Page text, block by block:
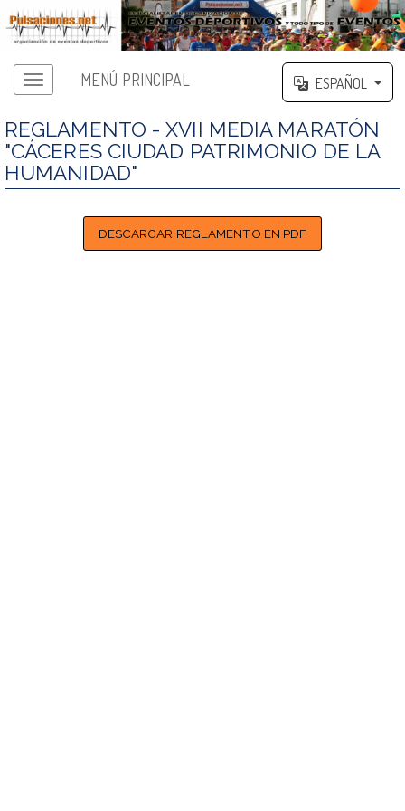
MENÚ PRINCIPAL ESPAÑOL
REGLAMENTO - XVII MEDIA MARATÓN
"CÁCERES CIUDAD PATRIMONIO DE LA
HUMANIDAD"
DESCARGAR REGLAMENTO EN PDF